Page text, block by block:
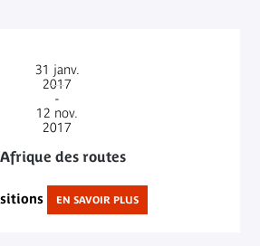
31 janv.
2017
-
12 nov.
2017
des routes
EN SAVOIR PLUS